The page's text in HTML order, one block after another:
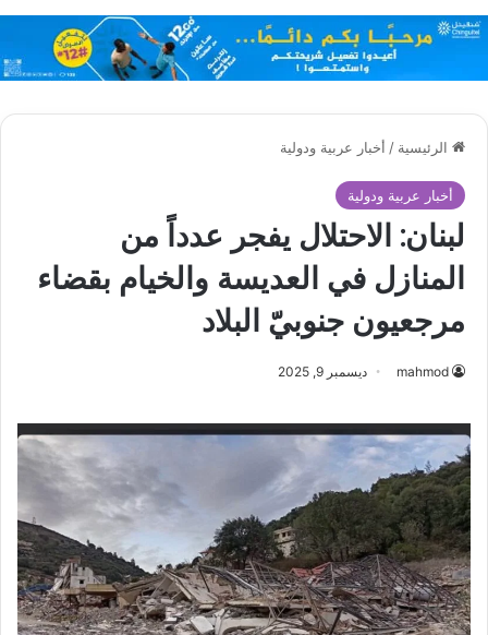
الرئيسية / أخبار عربية ودولية
أخبار عربية ودولية
لبنان: الاحتلال يفجر عدداً من
المنازل في العديسة والخيام بقضاء
مرجعيون جنوبيّ البلاد
mahmod ديسمبر 9, 2025